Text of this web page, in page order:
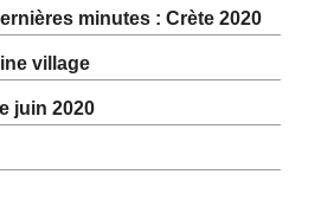
minutes : Crète 2020
village
juin 2020